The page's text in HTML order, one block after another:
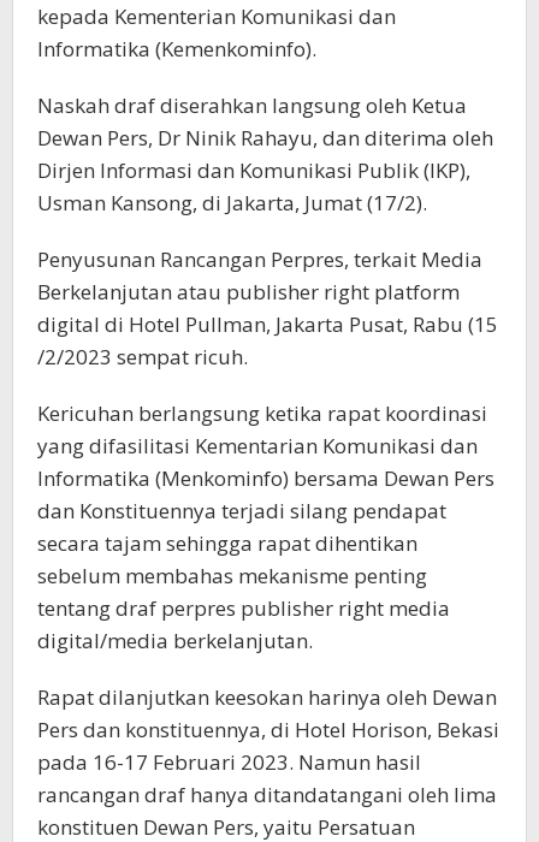
kepada Kementerian Komunikasi dan
Informatika (Kemenkominfo).
Naskah draf diserahkan langsung oleh Ketua
Dewan Pers, Dr Ninik Rahayu, dan diterima oleh
Dirjen Informasi dan Komunikasi Publik (IKP),
Usman Kansong, di Jakarta, Jumat (17/2).
Penyusunan Rancangan Perpres, terkait Media
Berkelanjutan atau publisher right platform
digital di Hotel Pullman, Jakarta Pusat, Rabu (15
/2/2023 sempat ricuh.
Kericuhan berlangsung ketika rapat koordinasi
yang difasilitasi Kementarian Komunikasi dan
Informatika (Menkominfo) bersama Dewan Pers
dan Konstituennya terjadi silang pendapat
secara tajam sehingga rapat dihentikan
sebelum membahas mekanisme penting
tentang draf perpres publisher right media
digital/media berkelanjutan.
Rapat dilanjutkan keesokan harinya oleh Dewan
Pers dan konstituennya, di Hotel Horison, Bekasi
pada 16-17 Februari 2023. Namun hasil
rancangan draf hanya ditandatangani oleh lima
konstituen Dewan Pers, yaitu Persatuan